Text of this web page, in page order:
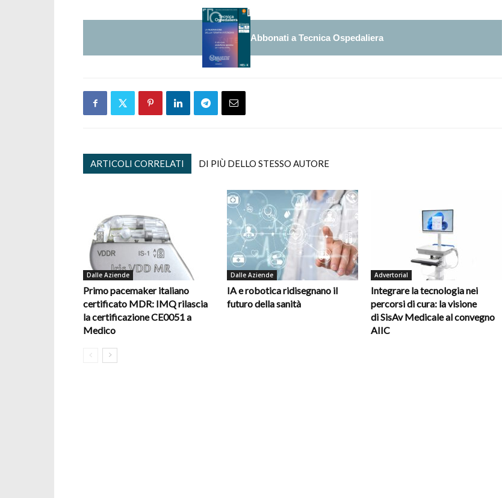
Abbonati a Tecnica Ospedaliera
ARTICOLI CORRELATI DI PIÙ DELLO STESSO AUTORE
Dalle Aziende
Primo pacemaker italiano
certificato MDR: IMQ rilascia
la certificazione CE0051 a
Medico
Dalle Aziende
IA e robotica ridisegnano il
futuro della sanità
Advertorial
Integrare la tecnologia nei
percorsi di cura: la visione
di SisAv Medicale al convegno
AIIC